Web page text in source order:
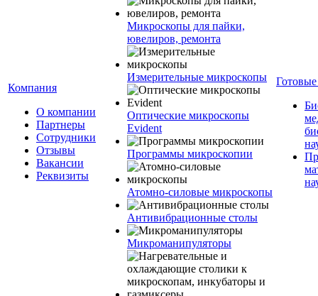
Компания
О компании
Партнеры
Сотрудники
Отзывы
Вакансии
Реквизиты
Микроскопы для пайки,
ювелиров, ремонта
Измерительные микроскопы
Оптические микроскопы
Evident
Программы микроскопии
Атомно-силовые микроскопы
Антивибрационные столы
Микроманипуляторы